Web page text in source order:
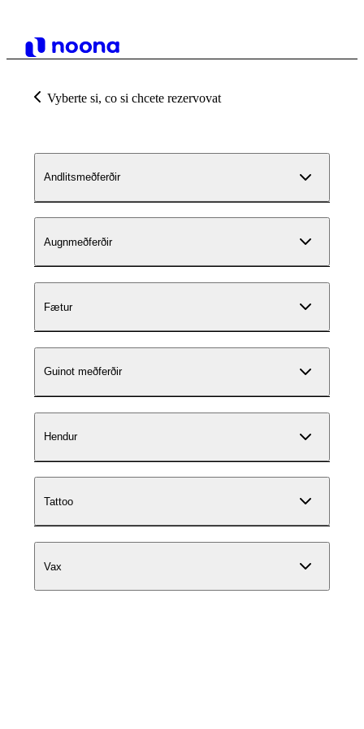
Vyberte si, co si chcete rezervovat
Andlitsmeðferðir
Augnmeðferðir
Fætur
Guinot meðferðir
Hendur
Tattoo
Vax